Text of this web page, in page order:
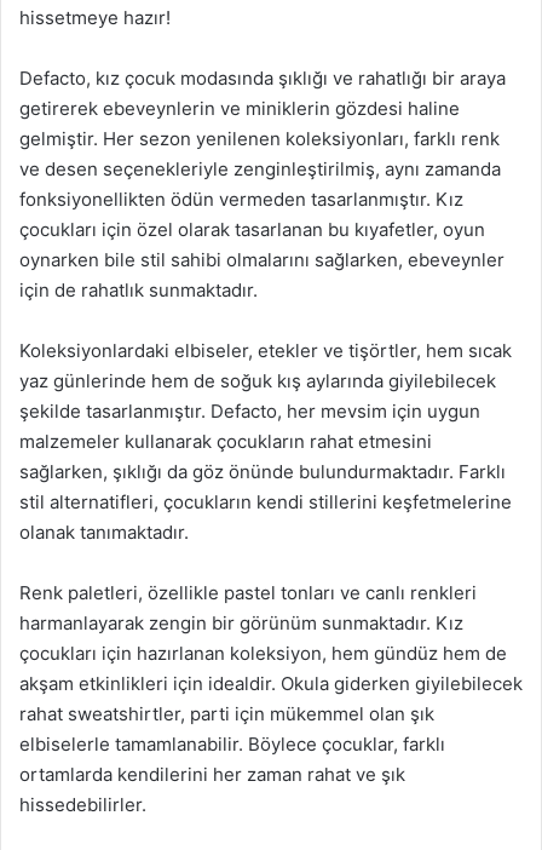
hissetmeye hazır!
Defacto, kız çocuk modasında şıklığı ve rahatlığı bir araya
getirerek ebeveynlerin ve miniklerin gözdesi haline
gelmiştir. Her sezon yenilenen koleksiyonları, farklı renk
ve desen seçenekleriyle zenginleştirilmiş, aynı zamanda
fonksiyonellikten ödün vermeden tasarlanmıştır. Kız
çocukları için özel olarak tasarlanan bu kıyafetler, oyun
oynarken bile stil sahibi olmalarını sağlarken, ebeveynler
için de rahatlık sunmaktadır.
Koleksiyonlardaki elbiseler, etekler ve tişörtler, hem sıcak
yaz günlerinde hem de soğuk kış aylarında giyilebilecek
şekilde tasarlanmıştır. Defacto, her mevsim için uygun
malzemeler kullanarak çocukların rahat etmesini
sağlarken, şıklığı da göz önünde bulundurmaktadır. Farklı
stil alternatifleri, çocukların kendi stillerini keşfetmelerine
olanak tanımaktadır.
Renk paletleri, özellikle pastel tonları ve canlı renkleri
harmanlayarak zengin bir görünüm sunmaktadır. Kız
çocukları için hazırlanan koleksiyon, hem gündüz hem de
akşam etkinlikleri için idealdir. Okula giderken giyilebilecek
rahat sweatshirtler, parti için mükemmel olan şık
elbiselerle tamamlanabilir. Böylece çocuklar, farklı
ortamlarda kendilerini her zaman rahat ve şık
hissedebilirler.